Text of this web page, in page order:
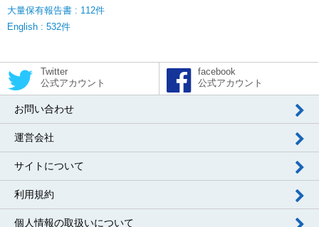
大量保有報告書 : 112件
English : 532件
Twitter
公式アカウント
facebook
公式アカウント
お問い合わせ
運営会社
サイトについて
利用規約
個人情報の取扱いについて